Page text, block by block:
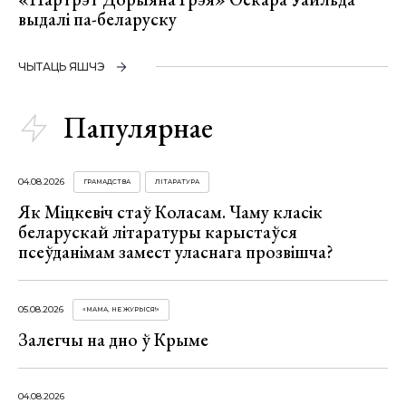
выдалі па-беларуску
ЧЫТАЦЬ ЯШЧЭ
Папулярнае
04.08.2026 ГРАМАДСТВА ЛІТАРАТУРА
Як Міцкевіч стаў Коласам. Чаму класік
беларускай літаратуры карыстаўся
псеўданімам замест уласнага прозвішча?
05.08.2026 «МАМА, НЕ ЖУРЫСЯ!»
Залегчы на дно ў Крыме
04.08.2026